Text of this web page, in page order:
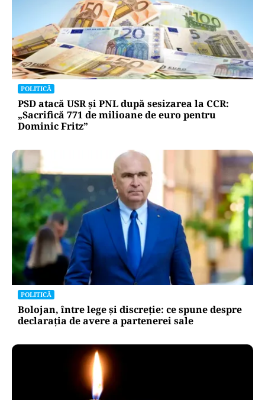
POLITICĂ
PSD atacă USR și PNL după sesizarea la CCR:
„Sacrifică 771 de milioane de euro pentru
Dominic Fritz”
POLITICĂ
Bolojan, între lege și discreție: ce spune despre
declarația de avere a partenerei sale